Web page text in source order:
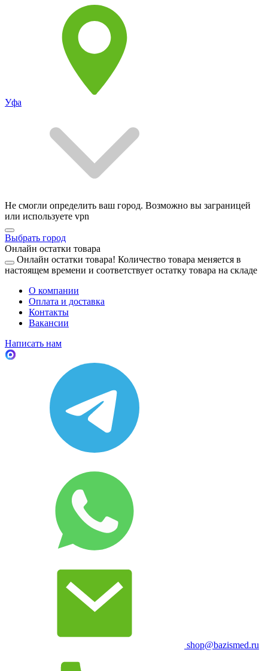
Уфа
Не смогли определить ваш город. Возможно вы заграницей
или используете vpn
Выбрать город
Онлайн остатки товара
Онлайн остатки товара! Количество товара меняется в
настоящем времени и соответствует остатку товара на складе
О компании
Оплата и доставка
Контакты
Вакансии
Написать нам
shop@bazismed.ru